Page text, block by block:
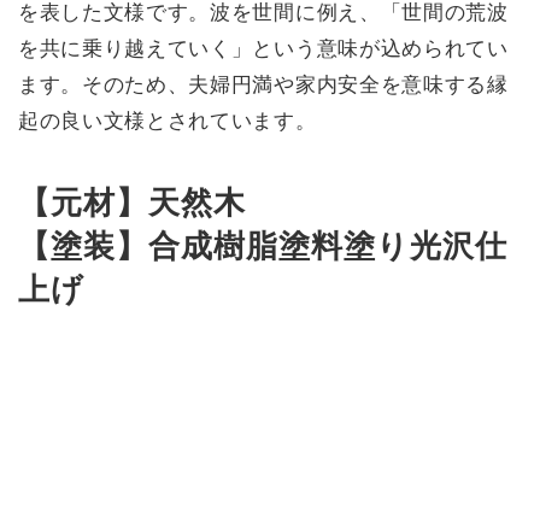
を表した文様です。波を世間に例え、「世間の荒波
を共に乗り越えていく」という意味が込められてい
ます。そのため、夫婦円満や家内安全を意味する縁
起の良い文様とされています。
【元材】天然木
【塗装】合成樹脂塗料塗り光沢仕
上げ